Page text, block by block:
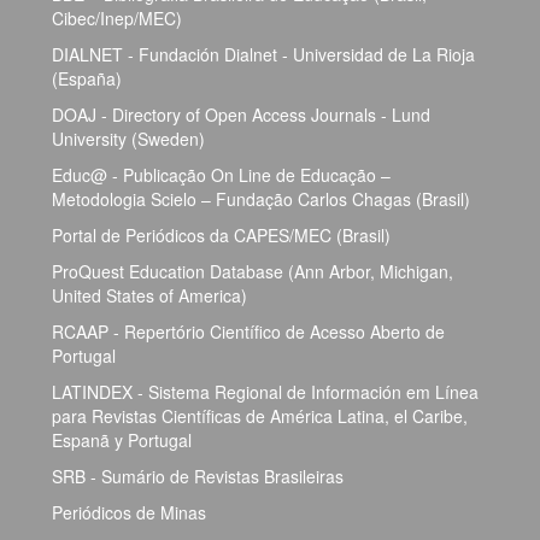
Cibec/Inep/MEC)
DIALNET - Fundación Dialnet - Universidad de La Rioja
(España)
DOAJ - Directory of Open Access Journals - Lund
University (Sweden)
Educ@ - Publicação On Line de Educação –
Metodologia Scielo – Fundação Carlos Chagas (Brasil)
Portal de Periódicos da CAPES/MEC (Brasil)
ProQuest Education Database (Ann Arbor, Michigan,
United States of America)
RCAAP - Repertório Científico de Acesso Aberto de
Portugal
LATINDEX - Sistema Regional de Información em Línea
para Revistas Científicas de América Latina, el Caribe,
Espanã y Portugal
SRB - Sumário de Revistas Brasileiras
Periódicos de Minas